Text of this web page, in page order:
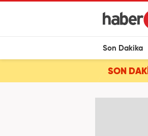
Son Dakika
SON